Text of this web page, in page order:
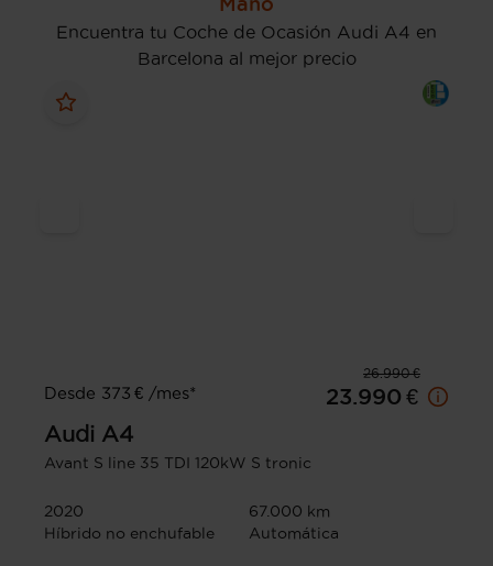
Encuentra tu Coche de Ocasión Audi A4 en
Barcelona al mejor precio
26.990 €
Desde 373 € /mes*
23.990 €
Audi A4
Avant S line 35 TDI 120kW S tronic
2020
67.000 km
Híbrido no enchufable
Automática